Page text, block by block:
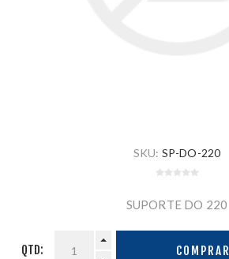
SKU: SP-DO-220
SUPORTE DO 220
QTD: COMPRAR